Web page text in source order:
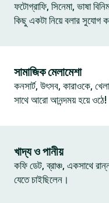
ফটোগ্রাফি, সিনেমা, ভাষা
কিছু একটা নিয়ে বলার সুযোগ
সামাজিক মেলামেশা
কনসার্ট, উৎসব, কারাওকে,
সাথে আরো আনন্দময় হয়ে ওঠে!
খাদ্য ও পানীয়
কফি ডেট, ব্রাঞ্চ, একসাথে
যেতে চাইছিলেন।